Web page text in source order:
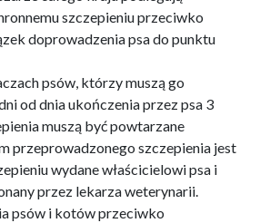
szczepieniu przeciwko
doprowadzenia psa do punktu
psów, którzy muszą go
od dnia ukończenia przez psa 3
muszą być powtarzane
przeprowadzonego szczepienia jest
wydane właścicielowi psa i
przez lekarza weterynarii.
psów i kotów przeciwko